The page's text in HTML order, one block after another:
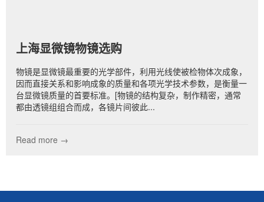
上海显微镜物镜选购
物镜是显微镜最重要的光学部件，利用光线使被检物体次成象，
因而直接关系和影响成象的质量和各项光学技术参数，是衡量一
台显微镜质量的首要标准。[物镜的结构复杂，制作精密，通常
都由透镜组组合而成，各镜片间彼此...
Read more →